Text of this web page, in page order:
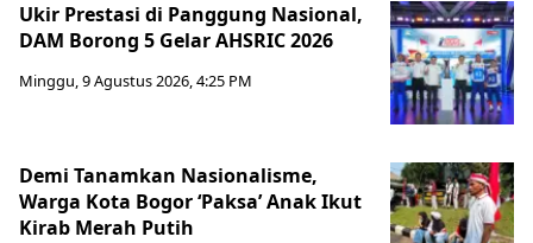
Ukir Prestasi di Panggung Nasional,
DAM Borong 5 Gelar AHSRIC 2026
Minggu, 9 Agustus 2026, 4:25 PM
Demi Tanamkan Nasionalisme,
Warga Kota Bogor ‘Paksa’ Anak Ikut
Kirab Merah Putih